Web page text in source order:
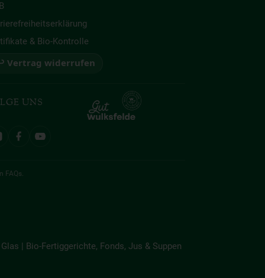
& Bio-Kontrolle
Vertrag widerrufen
UNS
FAQs
| Bio-Fertiggerichte, Fonds, Jus & Suppen